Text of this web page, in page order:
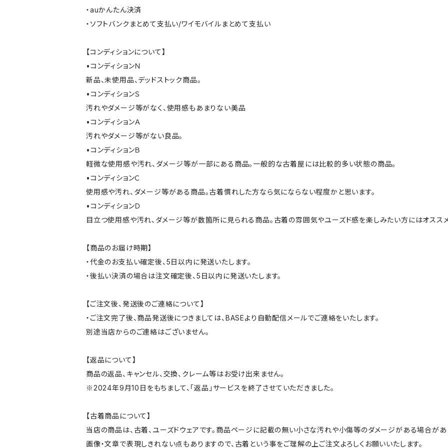
・auかんたん決済
・ソフトバンクまとめて支払い/ワイモバイルまとめて支払い
【コンディションについて】
•コンディションＮ
新品、未使用品、デッドストック商品。
•コンディションＳ
汚れやダメージ等がなく、使用感もあまりない美品
•コンディションＡ
汚れやダメージ等がない良品。
•コンディションＢ
軽微な使用感や汚れ、ダメージ等が一部にある商品。一般的な古着屋には比較的多い状態の商品。
•コンディションＣ
使用感や汚れ、ダメージ等がある商品。古着慣れした方なら気にならない程度かと思います。
•コンディションＤ
目立つ使用感や汚れ、ダメージ等が数箇所に見られる商品。古着の雰囲気やユーズド感を楽しみたい方にはオスス
【商品のお届け時期】
・代金のお支払い確定後、5日以内に発送いたします。
・後払い決済の場合は注文確定後、5日以内に発送いたします。
【ご注文後、発送後のご連絡について】
・ご注文完了後、商品発送後につきましては、BASEより自動配信メールでご連絡をいたします。
別途当店からのご連絡はございません。
【返品について】
商品の返品、キャンセル、交換、クレーム等はお受け出来ません。
※2024年9月10日をもちまして、「返品」サービスを終了させていただきました。
【古着商品について】
当店の商品は、古着、ユーズドウェアです。商品ページに記載の無い小さな汚れや小傷等のダメージがある場合があ
画像・文章で表現しきれない点もありますので、古着という事をご理解の上ご注文よろしくお願いいたします。